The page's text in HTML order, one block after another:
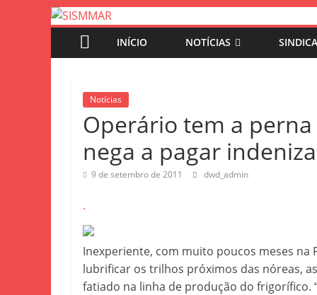
INÍCIO NOTÍCIAS
Notícias
Operário tem a perna
nega a pagar
9 de setembro de 2011 dwd_admin
.
Inexperiente, com muito poucos meses
lubrificar os trilhos próximos das nóreas,
fatiado na linha de produção do frigorífico.